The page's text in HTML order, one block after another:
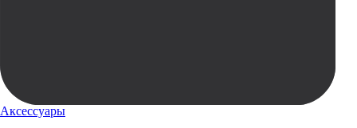
Аксессуары